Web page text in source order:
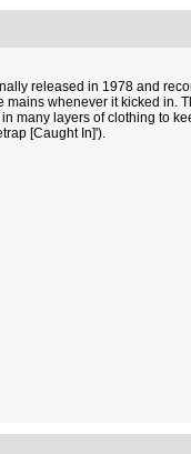
released in 1978 and
mains whenever it kicked in.
many layers of clothing to
[Caught In]').